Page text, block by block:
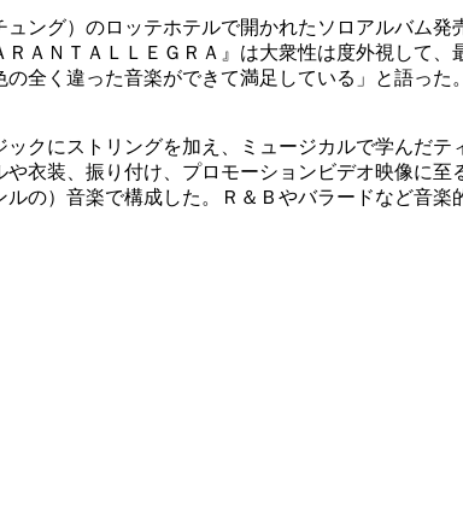
ュング）のロッテホテルで開かれたソロアルバム
ＲＡＮＴＡＬＬＥＧＲＡ』は大衆性は度外視して
全く違った音楽ができて満足している」と語った。
ックにストリングを加え、ミュージカルで学んだ
や衣装、振り付け、プロモーションビデオ映像に
ルの）音楽で構成した。Ｒ＆Ｂやバラードなど音楽